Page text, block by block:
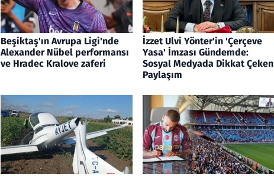
Beşiktaş'ın Avrupa Ligi'nde
Alexander Nübel performansı
ve Hradec Kralove zaferi
İzzet Ulvi Yönter'in 'Çerçeve
Yasa' İmzası Gündemde:
Sosyal Medyada Dikkat Çeken
Paylaşım